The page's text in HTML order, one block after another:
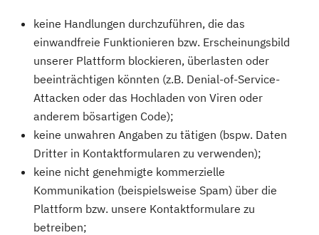
keine Handlungen durchzuführen, die das
einwandfreie Funktionieren bzw. Erscheinungsbild
unserer Plattform blockieren, überlasten oder
beeinträchtigen könnten (z.B. Denial-of-Service-
Attacken oder das Hochladen von Viren oder
anderem bösartigen Code);
keine unwahren Angaben zu tätigen (bspw. Daten
Dritter in Kontaktformularen zu verwenden);
keine nicht genehmigte kommerzielle
Kommunikation (beispielsweise Spam) über die
Plattform bzw. unsere Kontaktformulare zu
betreiben;